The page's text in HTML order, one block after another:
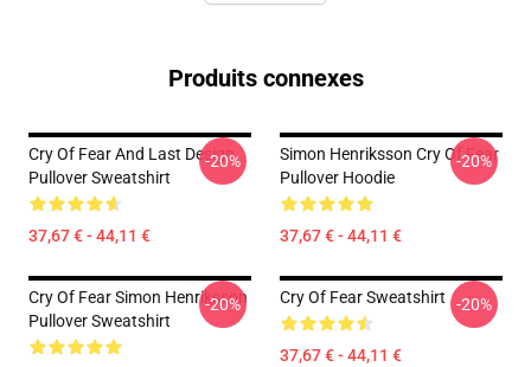
Produits connexes
Cry Of Fear And Last Design
Pullover Sweatshirt
37,67 € - 44,11 €
-20%
Simon Henriksson Cry Of Fear
Pullover Hoodie
37,67 € - 44,11 €
-20%
Cry Of Fear Simon Henriksson
Pullover Sweatshirt
-20% Cry Of Fear Sweatshirt
37,67 € - 44,11 €
-20%